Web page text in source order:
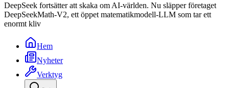
DeepSeek fortsätter att skaka om AI-världen. Nu släpper företaget
DeepSeekMath-V2, ett öppet matematikmodell-LLM som tar ett
enormt kliv
Hem
Nyheter
Verktyg